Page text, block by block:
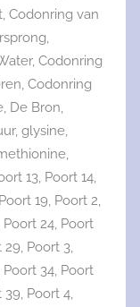
, Codonring van
,
, Codonring
, Codonring
, De Bron,
, glysine,
,
13, Poort 14,
Poort 19, Poort 2,
Poort 24, Poort
29, Poort 3,
Poort 34, Poort
39, Poort 4,